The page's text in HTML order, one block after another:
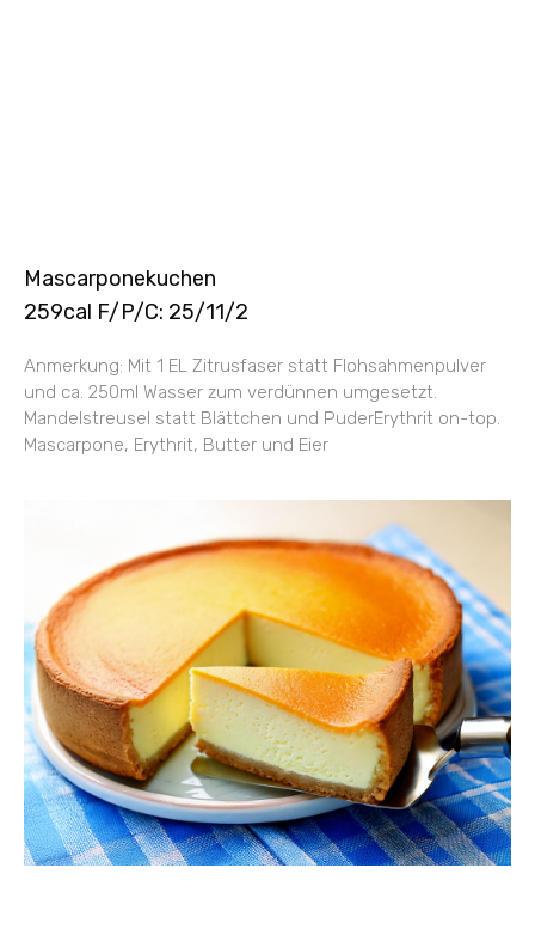
Mascarponekuchen
259cal F/P/C: 25/11/2
Anmerkung: Mit 1 EL Zitrusfaser statt Flohsahmenpulver
und ca. 250ml Wasser zum verdünnen umgesetzt.
Mandelstreusel statt Blättchen und PuderErythrit on-top.
Mascarpone, Erythrit, Butter und Eier